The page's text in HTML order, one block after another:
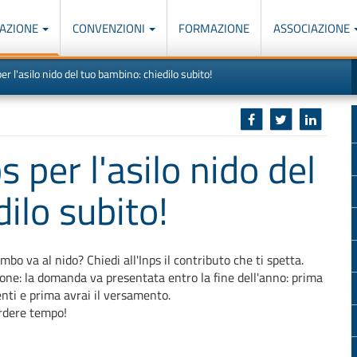
CONVENZIONI FORMAZIONE ASSOCIAZIONE
l'asilo nido del tuo bambino: chiedilo subito!
per l'asilo nido del
subito!
va al nido? Chiedi all'Inps il contributo che ti spetta.
la domanda va presentata entro la fine dell'anno: prima
e prima avrai il versamento.
tempo!